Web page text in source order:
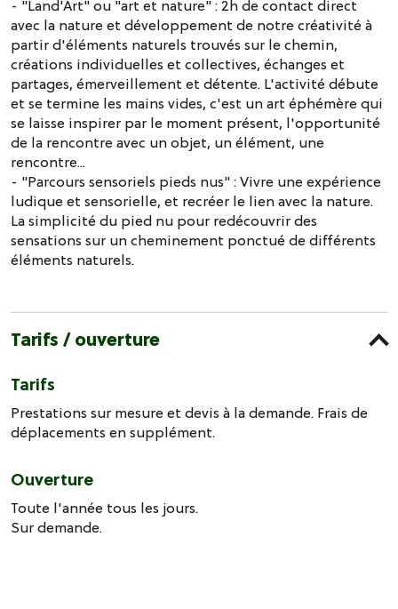
- "Land'Art" ou "art et nature" : 2h de contact direct
avec la nature et développement de notre créativité à
partir d'éléments naturels trouvés sur le chemin,
créations individuelles et collectives, échanges et
partages, émerveillement et détente. L'activité débute
et se termine les mains vides, c'est un art éphémère qui
se laisse inspirer par le moment présent, l'opportunité
de la rencontre avec un objet, un élément, une
rencontre...
- "Parcours sensoriels pieds nus" : Vivre une expérience
ludique et sensorielle, et recréer le lien avec la nature.
La simplicité du pied nu pour redécouvrir des
sensations sur un cheminement ponctué de différents
éléments naturels.
Tarifs / ouverture
Tarifs
Prestations sur mesure et devis à la demande. Frais de
déplacements en supplément.
Ouverture
Toute l'année tous les jours.
Sur demande.